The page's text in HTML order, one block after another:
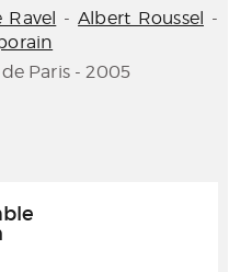
Ravel -Albert Roussel -
Paris - 2005